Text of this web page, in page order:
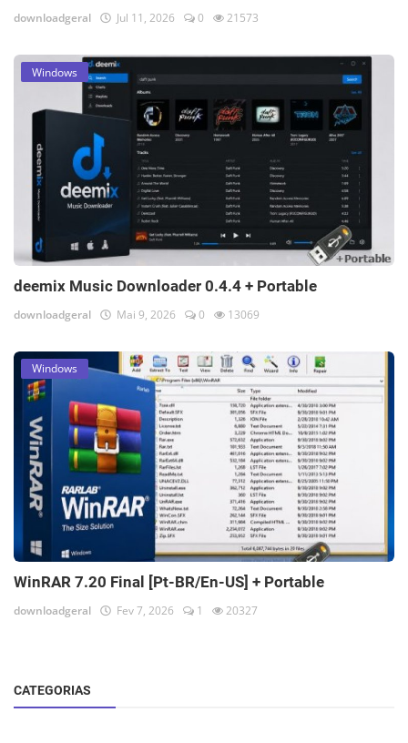
downloadgeral Jul 11, 2026 0 21573
Windows
deemix Music Downloader 0.4.4 + Portable
downloadgeral Mai 9, 2026 0 13069
Windows
WinRAR 7.20 Final [Pt-BR/En-US] + Portable
downloadgeral Fev 7, 2026 1 20327
CATEGORIAS